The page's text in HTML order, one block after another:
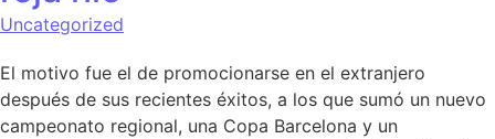
Uncategorized
El motivo fue el de promocionarse en el extranjero
después de sus recientes éxitos, a los que sumó un nuevo
campeonato regional, una Copa Barcelona y un